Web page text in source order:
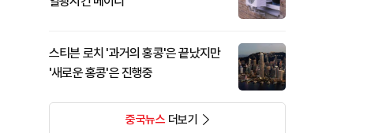
스티븐 로치 '과거의 홍콩'은 끝났지만
'새로운 홍콩'은 진행중
중국뉴스더보기